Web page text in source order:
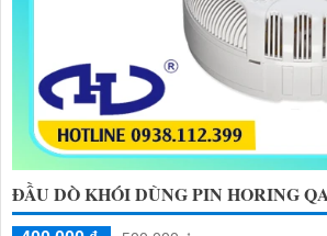
ĐẦU DÒ KHÓI DÙNG PIN HORING